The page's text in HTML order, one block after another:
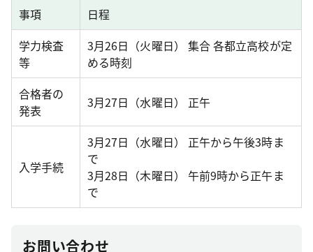
事項
日程
学力検査
等
3月26日（火曜日） 集合 各都立高校が定
める時刻
合格者の
発表
3月27日（水曜日） 正午
入学手続
3月27日（水曜日） 正午から午後3時ま
で
3月28日（木曜日） 午前9時から正午ま
で
お問い合わせ